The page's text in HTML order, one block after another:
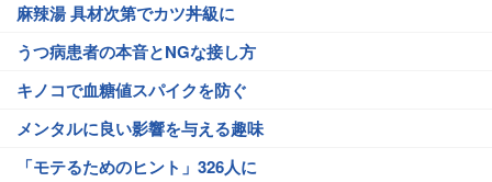
麻辣湯 具材次第でカツ丼級に
うつ病患者の本音とNGな接し方
キノコで血糖値スパイクを防ぐ
メンタルに良い影響を与える趣味
「モテるためのヒント」326人に